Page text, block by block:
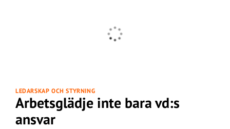
LEDARSKAP OCH STYRNING
Arbetsglädje inte bara vd:s
ansvar